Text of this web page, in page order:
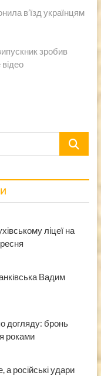
в’їзд українцям
зробив
Пошук
ліцеї на
Вадим
догляду: бронь
роками
а російські удари